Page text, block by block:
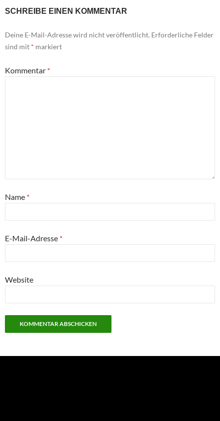
SCHREIBE EINEN KOMMENTAR
Deine E-Mail-Adresse wird nicht veröffentlicht. Erforderliche Felder
sind mit * markiert
Kommentar *
Name *
E-Mail-Adresse *
Website